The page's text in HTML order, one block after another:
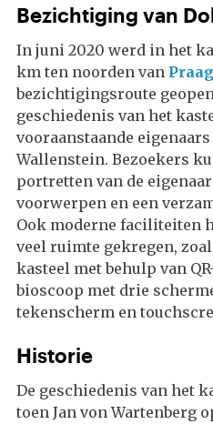
Bezichtiging van
In juni 2020 werd in het
km ten noorden van Praag
bezichtigingsroute
geschiedenis van het
vooraanstaande
Wallenstein. Bezoekers
portretten van de
voorwerpen en een
Ook moderne faciliteiten
veel ruimte gekregen,
kasteel met behulp van
bioscoop met drie
tekenscherm en
Historie
De geschiedenis van het
toen Jan von Wartenberg